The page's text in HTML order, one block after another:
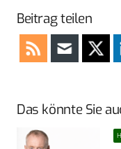
Beitrag teilen
Das könnte Sie